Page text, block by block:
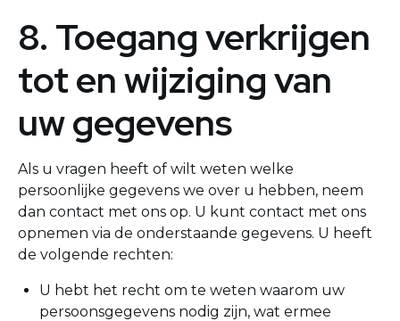
8. Toegang verkrijgen
tot en wijziging van
uw gegevens
Als u vragen heeft of wilt weten welke
persoonlijke gegevens we over u hebben, neem
dan contact met ons op. U kunt contact met ons
opnemen via de onderstaande gegevens. U heeft
de volgende rechten:
U hebt het recht om te weten waarom uw
persoonsgegevens nodig zijn, wat ermee